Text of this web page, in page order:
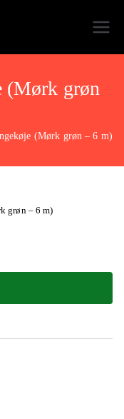
(Mørk grøn
(Mørk grøn – 6 m)